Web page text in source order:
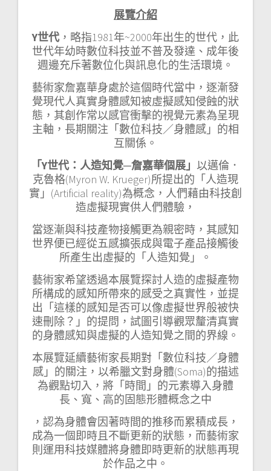
展覽介紹
Y世代，略指1981年~2000年出生的世代，此
世代年幼時數位科技並不普及發達、成年後
週邊充斥著數位化與訊息化的生活環境。
藝術家詹嘉華身處於這個時代當中，逐漸發
覺現代人真實身體感知被虛擬感知侵蝕的狀
態，其創作常以感官衝擊的視覺元素為呈現
主軸，長期關注「數位科技／身體感」的相
互關係。
「Y世代：人造知覺─詹嘉華個展」 以邁倫．
克魯格(Myron W. Krueger)所提出的「人造現
實」(Artificial reality)為概念，人們藉由科技創
造虛擬現實供人們體驗，
當逐漸與科技產物接觸更為親密時，其感知
世界便已經從五感擴張成與電子產品接觸後
所產生出虛擬的「人造知覺」。
藝術家希望透過本展覽探討人造的虛擬產物
所構成的感知所帶來的感受之真實性，並提
出「這樣的感知是否可以像虛擬世界般被快
速刪除？」的提問，試圖引導觀眾釐清真實
的身體感知與虛擬的人造知覺之間的界線。
本展覽延續藝術家長期對「數位科技／身體
感」的關注，以希臘文對身體(Soma)的描述
為觀點切入，將「時間」的元素導入身體
長、寬、高的固態形體概念之中
，認為身體會因著時間的推移而累積成長，
成為一個即時且不斷更新的狀態，而藝術家
則運用科技媒體將身體即時更新的狀態再現
於作品之中。